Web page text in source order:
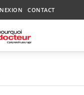
CONTACT